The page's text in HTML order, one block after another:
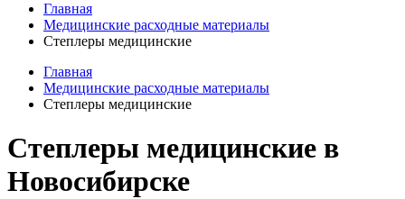
Главная
Медицинские расходные материалы
Степлеры медицинские
Главная
Медицинские расходные материалы
Степлеры медицинские
Степлеры медицинские в
Новосибирске